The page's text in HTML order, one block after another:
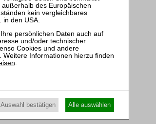
.
Auswahl bestätigen Alle auswählen